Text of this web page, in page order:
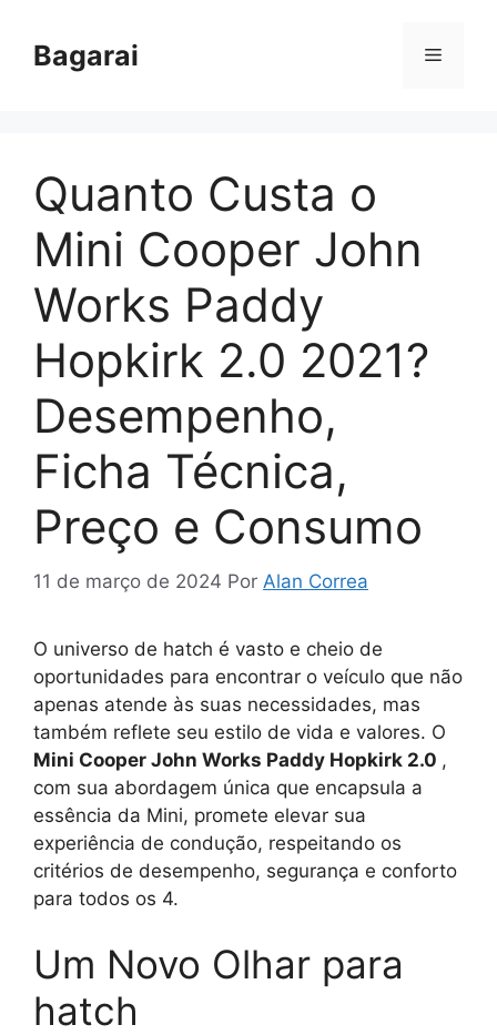
paraBagarai Menu
Quanto Custa o
Mini Cooper John
Works Paddy
Hopkirk 2.0 2021?
Desempenho,
Ficha Técnica,
Preço e Consumo
11 de março de 2024 Por Alan Correa
O universo de hatch é vasto e cheio de
oportunidades para encontrar o veículo que não
apenas atende às suas necessidades, mas
também reflete seu estilo de vida e valores. O
Mini Cooper John Works Paddy Hopkirk 2.0 ,
com sua abordagem única que encapsula a
essência da Mini, promete elevar sua
experiência de condução, respeitando os
critérios de desempenho, segurança e conforto
para todos os 4.
Um Novo Olhar para
hatch